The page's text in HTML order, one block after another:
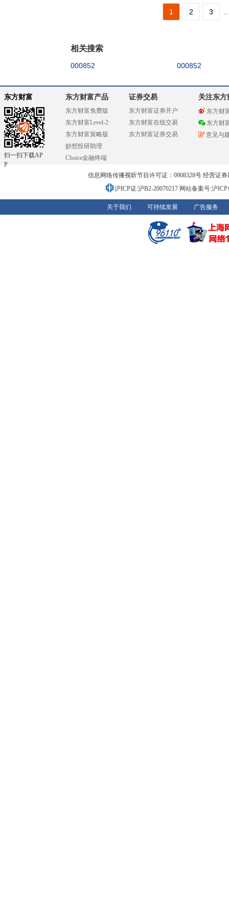
1 2 3 ...
相关搜索
000852 000852
东方财富
扫一扫下载AP
P
东方财富产品
东方财富免费版
东方财富Level-2
东方财富策略版
妙想投研助理
Choice金融终端
证券交易
东方财富证券开户
东方财富在线交易
东方财富证券交易
关注东方
东方财
东方财
意见与
信息网络传播视听节目许可证：0908328号 经营证
沪ICP证:沪B2-20070217 网站备案号:沪
关于我们 可持续发展 广告服务